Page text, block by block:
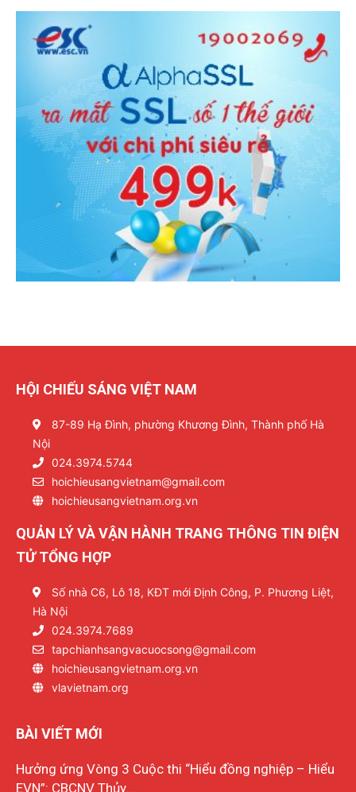
HỘI CHIẾU SÁNG VIỆT NAM
87-89 Hạ Đình, phường Khương Đình, Thành phố Hà
Nội
024.3974.5744
hoichieusangvietnam@gmail.com
hoichieusangvietnam.org.vn
QUẢN LÝ VÀ VẬN HÀNH TRANG THÔNG TIN ĐIỆN
TỬ TỔNG HỢP
Số nhà C6, Lô 18, KĐT mới Định Công, P. Phương Liệt,
Hà Nội
024.3974.7689
tapchianhsangvacuocsong@gmail.com
hoichieusangvietnam.org.vn
vlavietnam.org
BÀI VIẾT MỚI
Hưởng ứng Vòng 3 Cuộc thi “Hiểu đồng nghiệp – Hiểu
EVN”: CBCNV Thủy...